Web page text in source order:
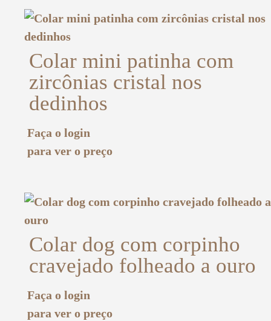
Colar mini patinha com
zircônias cristal nos
dedinhos
Faça o login
para ver o preço
Colar dog com corpinho
cravejado folheado a ouro
Faça o login
para ver o preço